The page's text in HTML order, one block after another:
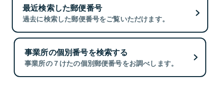
最近検索した郵便番号
過去に検索した郵便番号をご覧いただけます。
事業所の個別番号を検索する
事業所の７けたの個別郵便番号をお調べします。